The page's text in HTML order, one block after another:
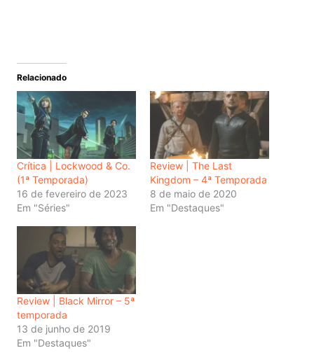
Relacionado
Crítica | Lockwood & Co.
(1ª Temporada)
16 de fevereiro de 2023
Em "Séries"
Review | The Last
Kingdom – 4ª Temporada
8 de maio de 2020
Em "Destaques"
Review | Black Mirror – 5ª
temporada
13 de junho de 2019
Em "Destaques"